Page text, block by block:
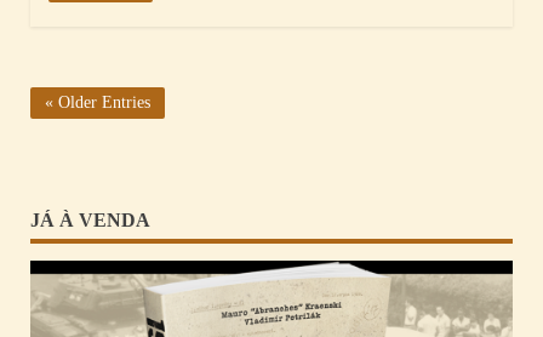
« Older Entries
JÁ À VENDA